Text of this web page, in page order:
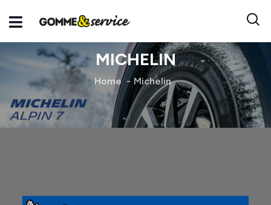
MICHELIN
Home Michelin